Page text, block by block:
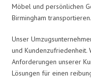
Möbel und persönlichen
Birmingham transportieren.
Unser
und Kundenzufriedenheit.
Anforderungen unserer
Lösungen für einen